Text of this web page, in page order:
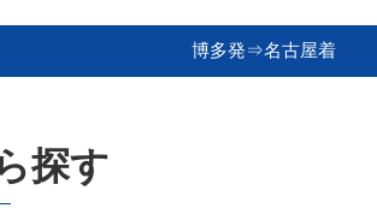
博多発⇒名古屋着
探す